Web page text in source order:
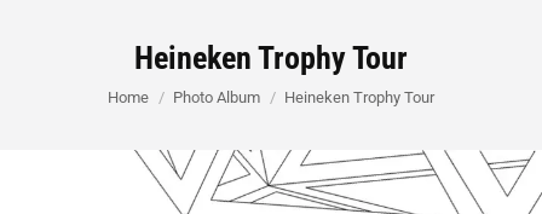
Heineken Trophy Tour
You are here:
Home Photo Album Heineken Trophy Tour